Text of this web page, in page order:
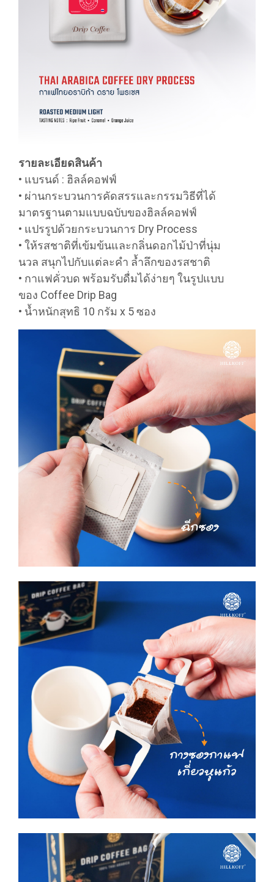
รายละเอียดสินค้า
• แบรนด์ : ฮิลล์คอฟฟ์
• ผ่านกระบวนการคัดสรรและกรรมวิธีที่ได้
มาตรฐานตามแบบฉบับของฮิลล์คอฟฟ์
• แปรรูปด้วยกระบวนการ Dry Process
• ให้รสชาติที่เข้มข้นและกลิ่นดอกไม้ป่าที่นุ่ม
นวล สนุกไปกับแต่ละคำ ล้ำลึกของรสชาติ
• กาแฟคั่วบด พร้อมรับดื่มได้ง่ายๆ ในรูปแบบ
ของ Coffee Drip Bag
• น้ำหนักสุทธิ 10 กรัม x 5 ซอง